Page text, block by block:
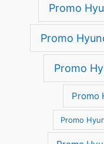
Promo
Promo
Promo
Promo
Promo